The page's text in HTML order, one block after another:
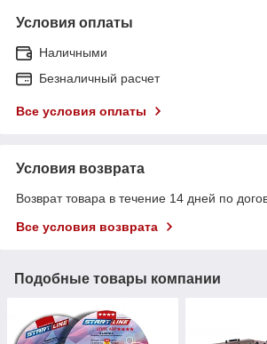
Условия оплаты
Наличными
Безналичный расчет
Все условия оплаты
Условия возврата
Возврат товара в течение 14 дней по
Все условия возврата
Подобные товары компании